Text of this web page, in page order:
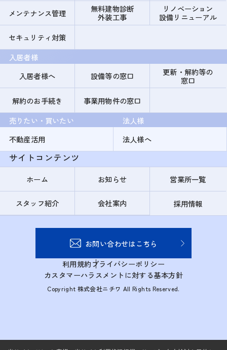
メンテナンス管理
無料建物診断
外装工事
リノベーション
設備リニューアル
セキュリティ対策
入居者様
入居者様へ
設備等の窓口
更新・解約等の
窓口
解約のお手続き
事業用物件の窓口
売りたい・買いたい
不動産活用
法人様
法人様へ
サイトコンテンツ
ホーム お知らせ 営業所一覧
スタッフ紹介 会社案内 採用情報
お問い合わせはこちら
利用規約プライバシーポリシー
カスタマーハラスメントに対する基本方針
Copyright 株式会社ニチワ All Rights Reserved.